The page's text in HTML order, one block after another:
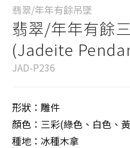
翡翠/年年有餘吊墜
翡翠/年年有餘
(Jadeite
JAD-P236
形狀：雕件
顏色：三彩(綠色、白色、
種地：冰種木拿